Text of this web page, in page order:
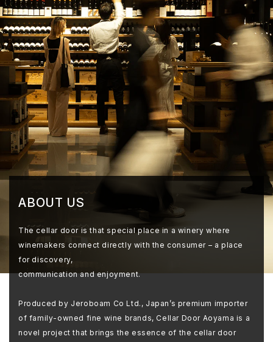
ABOUT US
The cellar door is that special place in a winery where
winemakers connect directly with the consumer – a place
for discovery,
communication and enjoyment.
Produced by Jeroboam Co Ltd., Japan’s premium importer
of family-owned fine wine brands, Cellar Door Aoyama is a
novel project that brings the essence of the cellar door